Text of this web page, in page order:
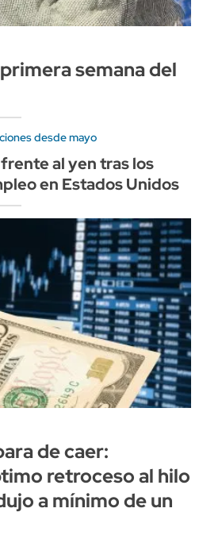
semana del
desde mayo
al yen tras los
en Estados Unidos
de caer:
retroceso al hilo
a mínimo de un